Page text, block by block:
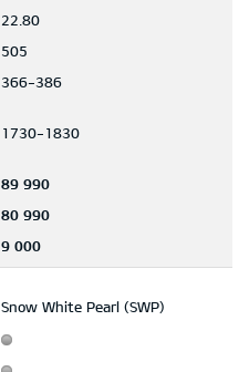
22.80
505
366-386
1730-1830
89 990
80 990
9 000
Snow White Pearl (SWP)